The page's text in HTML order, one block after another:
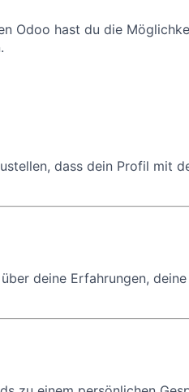
Odoo hast du die
dass dein Profil mit
deine Erfahrungen,